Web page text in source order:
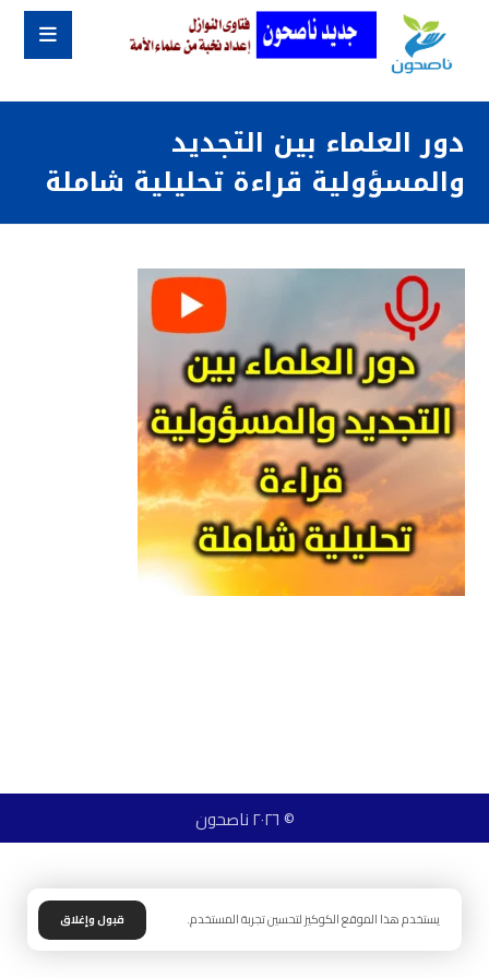
دور العلماء بين التجديد
والمسؤولية قراءة تحليلية شاملة
© ٢٠٢٦ ناصحون
يستخدم هذا الموقع الكوكيز لتحسين تجربة المستخدم. قبول وإغلاق